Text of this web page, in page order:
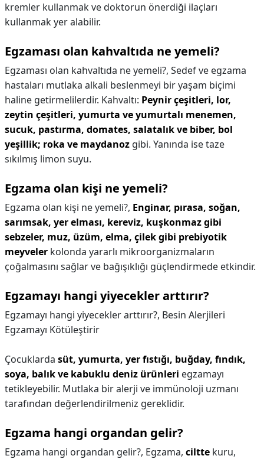
kremler kullanmak ve doktorun önerdiği ilaçları
kullanmak yer alabilir.
Egzaması olan kahvaltıda ne yemeli?
Egzaması olan kahvaltıda ne yemeli?, Sedef ve egzama
hastaları mutlaka alkali beslenmeyi bir yaşam biçimi
haline getirmelilerdir. Kahvaltı: Peynir çeşitleri, lor,
zeytin çeşitleri, yumurta ve yumurtalı menemen,
sucuk, pastırma, domates, salatalık ve biber, bol
yeşillik; roka ve maydanoz gibi. Yanında ise taze
sıkılmış limon suyu.
Egzama olan kişi ne yemeli?
Egzama olan kişi ne yemeli?, Enginar, pırasa, soğan,
sarımsak, yer elması, kereviz, kuşkonmaz gibi
sebzeler, muz, üzüm, elma, çilek gibi prebiyotik
meyveler kolonda yararlı mikroorganizmaların
çoğalmasını sağlar ve bağışıklığı güçlendirmede etkindir.
Egzamayı hangi yiyecekler arttırır?
Egzamayı hangi yiyecekler arttırır?, Besin Alerjileri
Egzamayı Kötüleştirir
Çocuklarda süt, yumurta, yer fıstığı, buğday, fındık,
soya, balık ve kabuklu deniz ürünleri egzamayı
tetikleyebilir. Mutlaka bir alerji ve immünoloji uzmanı
tarafından değerlendirilmeniz gereklidir.
Egzama hangi organdan gelir?
Egzama hangi organdan gelir?, Egzama, ciltte kuru,